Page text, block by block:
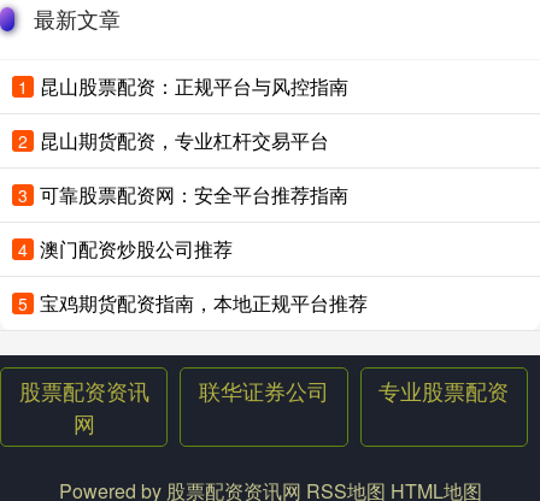
最新文章
1 昆山股票配资：正规平台与风控指南
2 昆山期货配资，专业杠杆交易平台
3 可靠股票配资网：安全平台推荐指南
4 澳门配资炒股公司推荐
5 宝鸡期货配资指南，本地正规平台推荐
股票配资资讯
网
联华证券公司 专业股票配资
Powered by 股票配资资讯网 RSS地图 HTML地图